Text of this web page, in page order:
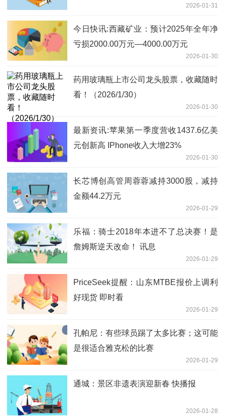
2026-01-31
今日快讯:西藏矿业：预计2025年全年净
亏损2000.00万元—4000.00万元
2026-01-30
药用玻璃瓶上市公司龙头股票，收藏随时
看！（2026/1/30）
2026-01-30
最新资讯:苹果第一季度营收1437.6亿美
元创新高 IPhone收入大增23%
2026-01-30
长芯博创高管周蓉蓉减持3000股，减持
金额44.2万元
2026-01-29
乐福：骑士2018年本进不了总决赛！是
詹姆斯逆天改命！ 讯息
2026-01-29
PriceSeek提醒：山东MTBE报价上调利
好现货 即时看
2026-01-29
孔帕尼：有些球员踢了太多比赛；这可能
是很适合雅克松的比赛
2026-01-29
通城：景区非遗表演迎新春 快播报
2026-01-28